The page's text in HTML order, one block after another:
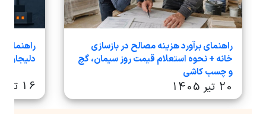
راهنمای برآورد هزینه مصالح در بازسازی
خانه + نحوه استعلام قیمت روز سیمان، گچ
و چسب کاشی
20 تیر 1405
راهنمای
دلیجان در
16 تیر 1405